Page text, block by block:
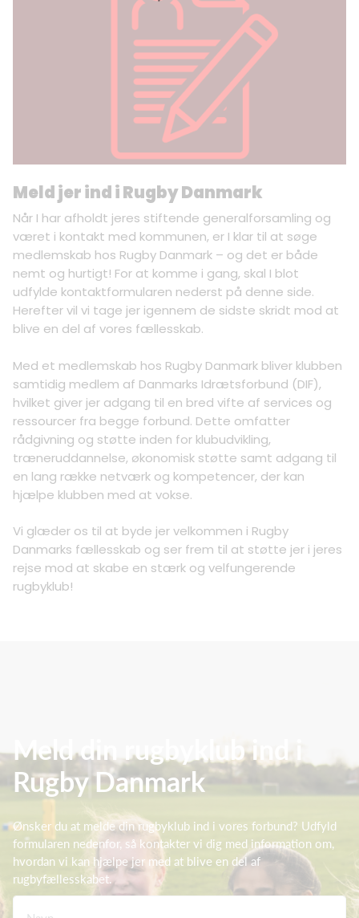
Meld jer ind i Rugby Danmark
Når I har afholdt jeres stiftende generalforsamling og
været i kontakt med kommunen, er I klar til at søge
medlemskab hos Rugby Danmark – og det er både
nemt og hurtigt! For at komme i gang, skal I blot
udfylde kontaktformularen nederst på denne side.
Herefter vil vi tage jer igennem de sidste skridt mod at
blive en del af vores fællesskab.
Med et medlemskab hos Rugby Danmark bliver klubben
samtidig medlem af Danmarks Idrætsforbund (DIF),
hvilket giver jer adgang til en bred vifte af services og
ressourcer fra begge forbund. Dette omfatter
rådgivning og støtte inden for klubudvikling,
træneruddannelse, økonomisk støtte samt adgang til
en lang række netværk og kompetencer, der kan
hjælpe klubben med at vokse.
Vi glæder os til at byde jer velkommen i Rugby
Danmarks fællesskab og ser frem til at støtte jer i jeres
rejse mod at skabe en stærk og velfungerende
rugbyklub!
Meld din rugbyklub ind i
Rugby Danmark
Ønsker du at melde din rugbyklub ind i vores forbund? Udfyld
formularen nedenfor, så kontakter vi dig med information om,
hvordan vi kan hjælpe jer med at blive en del af
rugbyfællesskabet.